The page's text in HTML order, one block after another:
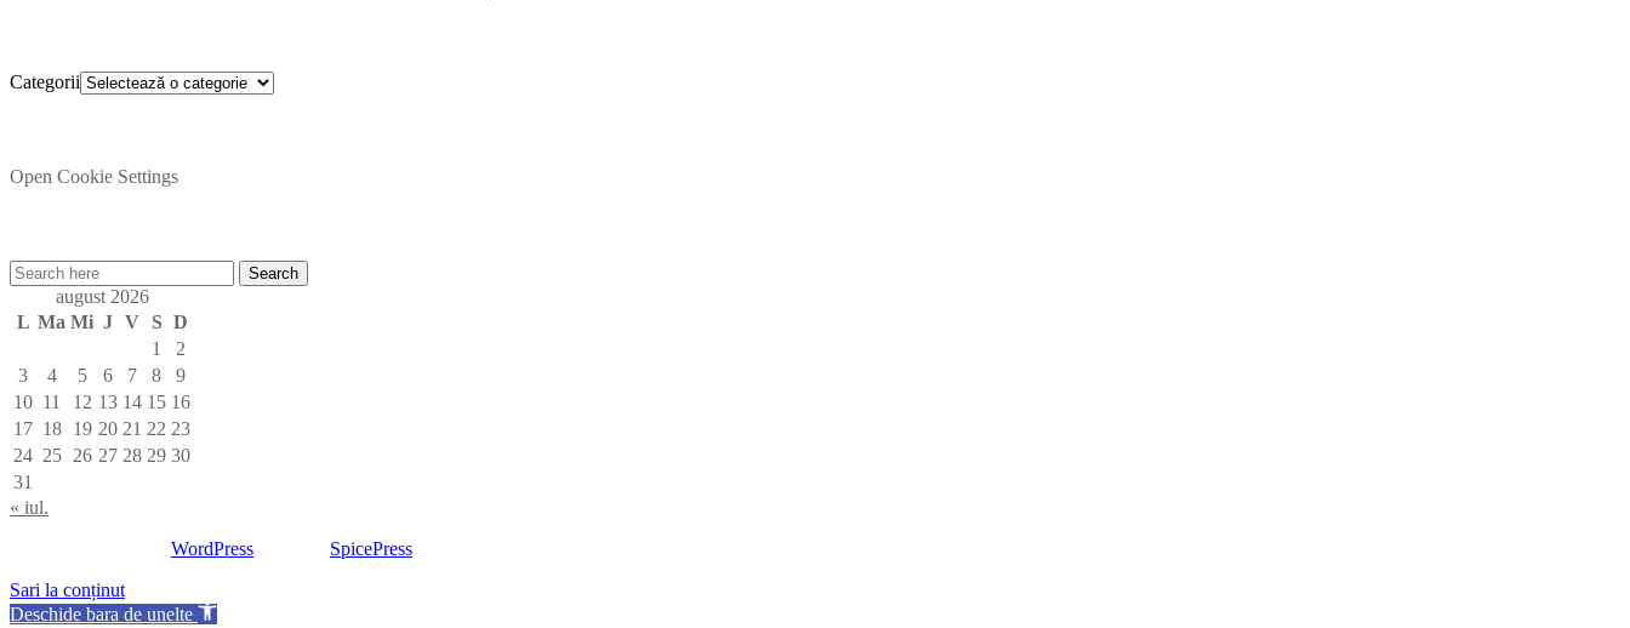
Categorii
Open Cookie Settings
august 2026
L Ma Mi J V S D
1
2
3
4 5 6 7 8
9
10 11 12 13 14 15 16
17 18 19 20 21 22 23
24 25 26 27 28 29 30
31
« iul.
WordPress SpicePress
Sari la conținut
Deschide bara de unelte